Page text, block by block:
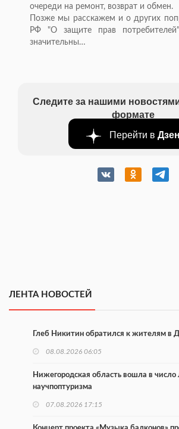
очереди на ремонт, возврат и обмен.
Позже мы расскажем и о других
РФ "О защите прав
значительны…
Следите за нашими
формате
Перейти в Дзен
ЛЕНТА НОВОСТЕЙ
Глеб Никитин обратился к жителям в
08.08.2026 06:05
Нижегородская область вошла в число
научпоптуризма
07.08.2026 17:15